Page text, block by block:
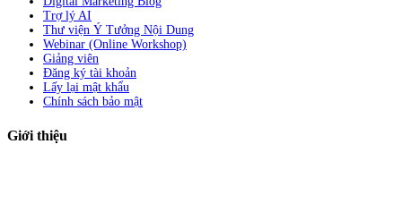
Trợ lý AI
Thư viện Ý Tưởng Nội Dung
Webinar (Online Workshop)
Giảng viên
Đăng ký tài khoản
Lấy lại mật khẩu
Chính sách bảo mật
Giới thiệu